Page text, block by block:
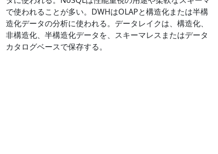
で使われることが多い。DWHはOLAPと構造化または半構
造化データの分析に使われる。データレイクは、構造化、
非構造化、半構造化データを、スキーマレスまたはデータ
カタログベースで保存する。